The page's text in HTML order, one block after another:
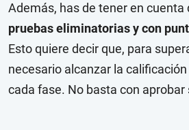
Además, has de tener en cuenta
pruebas eliminatorias y con
Esto quiere decir que, para
necesario alcanzar la
cada fase. No basta con aprobar